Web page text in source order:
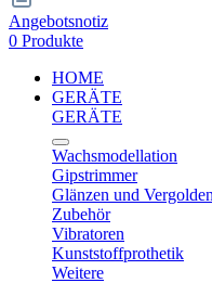
Angebotsnotiz
0 Produkte
HOME
GERÄTE
GERÄTE
Wachsmodellation
Gipstrimmer
Glänzen und Vergolden
Zubehör
Vibratoren
Kunststoffprothetik
Weitere